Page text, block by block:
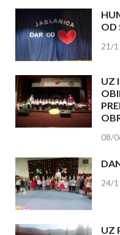
OD
21/
UZ
08/
24/
UZ